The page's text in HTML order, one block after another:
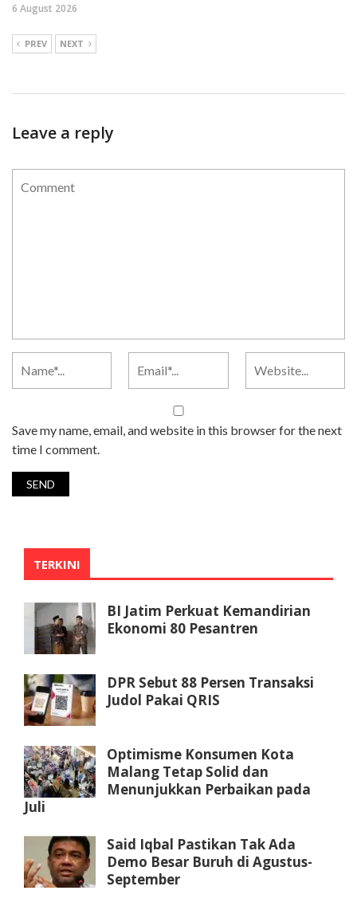
6 August 2026
PREV NEXT
Leave a reply
Save my name, email, and website in this browser for the next
time I comment.
TERKINI
BI Jatim Perkuat Kemandirian
Ekonomi 80 Pesantren
DPR Sebut 88 Persen Transaksi
Judol Pakai QRIS
Optimisme Konsumen Kota
Malang Tetap Solid dan
Menunjukkan Perbaikan pada
Juli
Said Iqbal Pastikan Tak Ada
Demo Besar Buruh di Agustus-
September